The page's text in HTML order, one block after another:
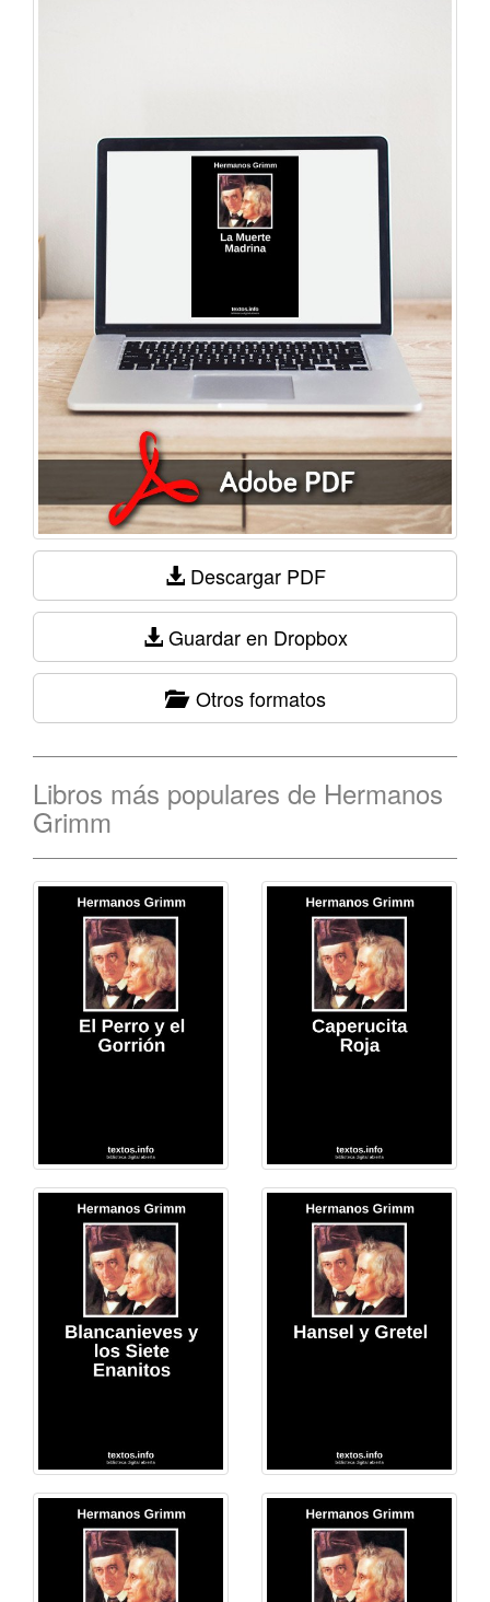
Descargar PDF
Guardar en Dropbox
Otros formatos
Libros más populares de Hermanos
Grimm